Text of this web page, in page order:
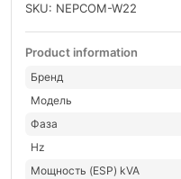
SKU: NEPCOM-W22
Product information
Бренд
Модель
Фаза
Hz
Мощность (ESP) kVA